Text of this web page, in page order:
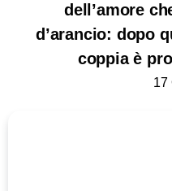
dell’amore
d’arancio: dopo
coppia è
17